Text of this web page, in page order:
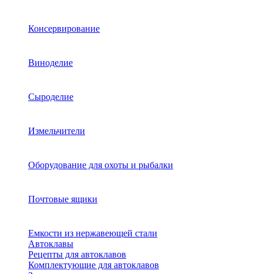
Консервирование
Виноделие
Сыроделие
Измельчители
Оборудование для охоты и рыбалки
Почтовые ящики
Емкости из нержавеющей стали
Автоклавы
Рецепты для автоклавов
Комплектующие для автоклавов